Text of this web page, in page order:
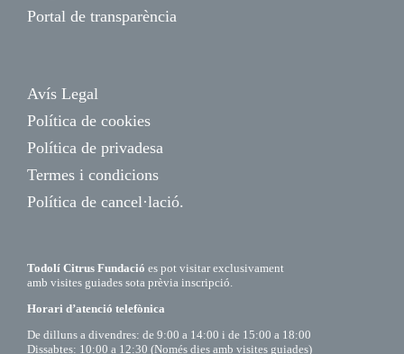
Portal de transparència
Avís Legal
Política de cookies
Política de privadesa
Termes i condicions
Política de cancel·lació.
Todolí Citrus Fundació es pot visitar exclusivament
amb visites guiades sota prèvia inscripció.
Horari d’atenció telefònica
De dilluns a divendres: de 9:00 a 14:00 i de 15:00 a 18:00
Dissabtes: 10:00 a 12:30 (Només dies amb visites guiades)